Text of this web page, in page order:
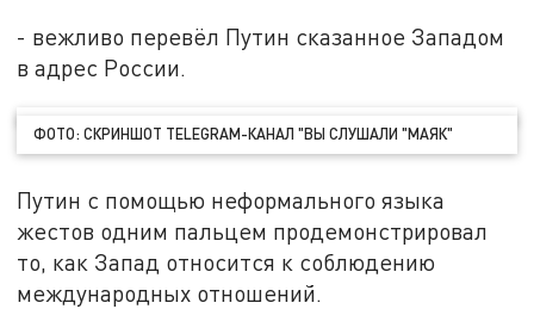
- вежливо перевёл Путин сказанное Западом
в адрес России.
ФОТО: СКРИНШОТ TELEGRAM-КАНАЛ "ВЫ СЛУШАЛИ "МАЯК"
Путин с помощью неформального языка
жестов одним пальцем продемонстрировал
то, как Запад относится к соблюдению
международных отношений.